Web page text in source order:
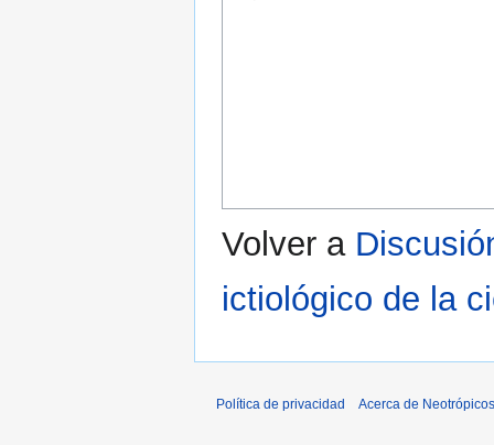
Volver a
ictiológico de la
Política de privacidad Acerca de Neotrópicos